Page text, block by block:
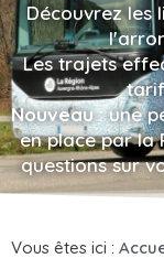
Découvrez les
Les trajets
Nouveau: une
en place par la
questions sur
Vous êtes ici :